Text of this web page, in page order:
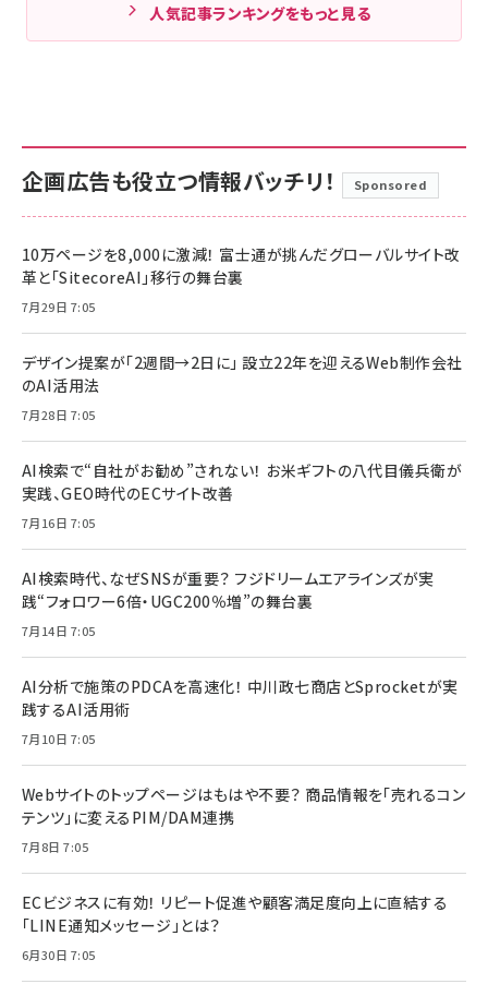
人気記事ランキングをもっと見る
企画広告も役立つ情報バッチリ！ Sponsored
10万ページを8,000に激減！ 富士通が挑んだグローバルサイト改
革と「SitecoreAI」移行の舞台裏
7月29日 7:05
デザイン提案が「2週間→2日に」 設立22年を迎えるWeb制作会社
のAI活用法
7月28日 7:05
AI検索で“自社がお勧め”されない！ お米ギフトの八代目儀兵衛が
実践、GEO時代のECサイト改善
7月16日 7:05
AI検索時代、なぜSNSが重要？ フジドリームエアラインズが実
践“フォロワー6倍・UGC200％増”の舞台裏
7月14日 7:05
AI分析で施策のPDCAを高速化！ 中川政七商店とSprocketが実
践するAI活用術
7月10日 7:05
Webサイトのトップページはもはや不要？ 商品情報を「売れるコン
テンツ」に変えるPIM/DAM連携
7月8日 7:05
ECビジネスに有効！ リピート促進や顧客満足度向上に直結する
「LINE通知メッセージ」とは？
6月30日 7:05